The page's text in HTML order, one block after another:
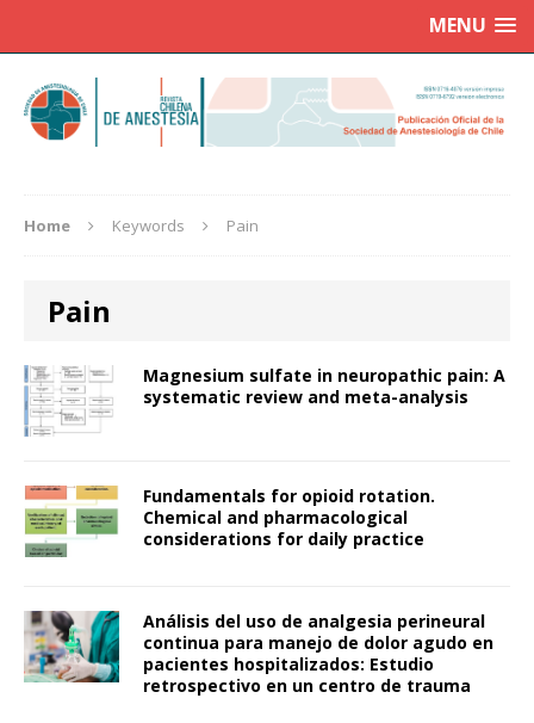
MENU
Home Keywords Pain
Pain
Magnesium sulfate in neuropathic pain: A
systematic review and meta-analysis
Fundamentals for opioid rotation.
Chemical and pharmacological
considerations for daily practice
Análisis del uso de analgesia perineural
continua para manejo de dolor agudo en
pacientes hospitalizados: Estudio
retrospectivo en un centro de trauma